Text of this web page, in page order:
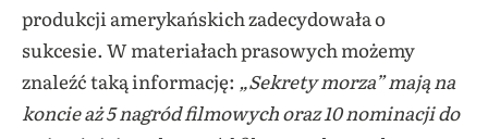
produkcji amerykańskich zadecydowała o
sukcesie. W materiałach prasowych możemy
znaleźć taką informację: „Sekrety morza” mają na
koncie aż 5 nagród filmowych oraz 10 nominacji do